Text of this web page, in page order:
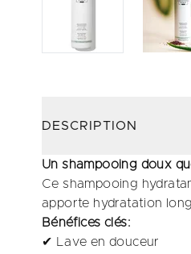
DESCRIPTION
Un shampooing doux
Ce shampooing
apporte hydratation
Bénéfices clés:
✔ Lave en douceur